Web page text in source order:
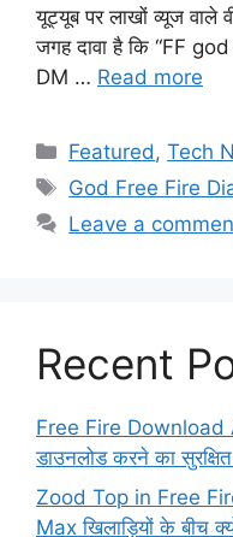
यूट्यूब पर लाखों व्यूज वाले
जगह दावा है कि “FF
DM … Read more
Categories
Featured ,Tech
Tags
God Free Fire
Leave a
Recent
Free Fire Download
डाउनलोड करने का
Zood Top in Free
Max खिलाड़ियों के बीच